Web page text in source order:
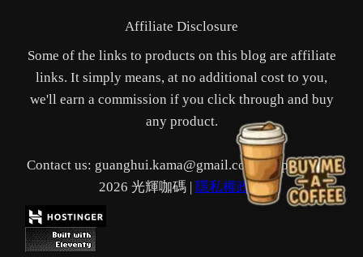
Affiliate Disclosure
Some of the links to products on this blog are affiliate
links. It simply means, at no additional cost to you,
we'll earn a commission if you click through and buy
any product.
Contact us: guanghui.kama@gmail.com | Copyright ©
2026 光輝咖碼 | 隱私權政策